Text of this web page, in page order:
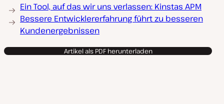
Ein Tool, auf das wir uns verlassen: Kinstas APM
Bessere Entwicklererfahrung führt zu besseren
Kundenergebnissen
Artikel als PDF herunterladen